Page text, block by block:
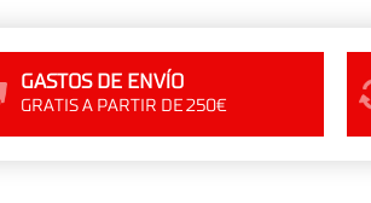
GASTOS DE ENVÍO
GRATIS A PARTIR DE 250€